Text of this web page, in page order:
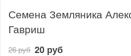
Семена Земляника
Гавриш
26 руб 20 руб